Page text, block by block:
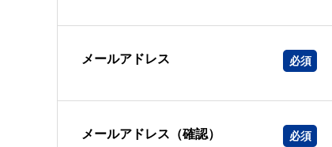
メールアドレス
メールアドレス（確認）